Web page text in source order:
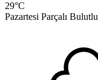
29°C
Pazartesi Parçalı Bulutlu